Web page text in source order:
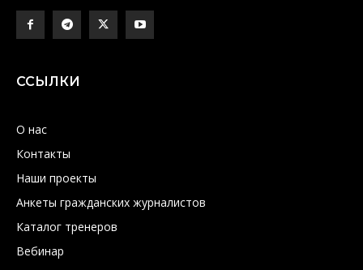
ССЫЛКИ
О нас
Контакты
Наши проекты
Анкеты гражданских журналистов
Каталог тренеров
Вебинар